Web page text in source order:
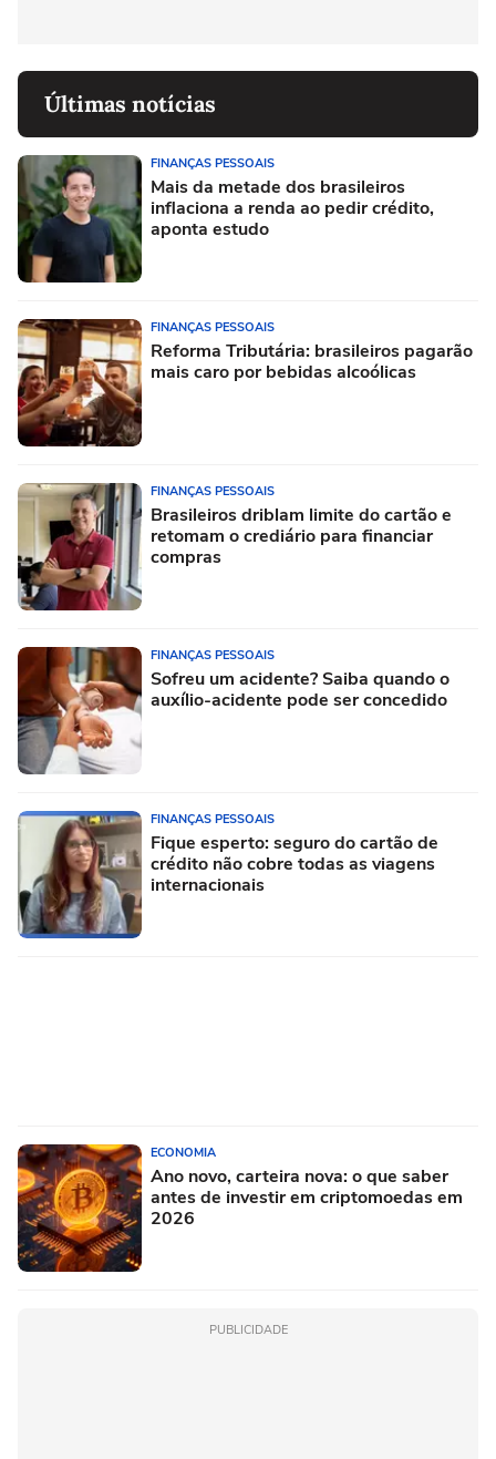
Últimas notícias
FINANÇAS PESSOAIS
Mais da metade dos brasileiros
inflaciona a renda ao pedir crédito,
aponta estudo
FINANÇAS PESSOAIS
Reforma Tributária: brasileiros pagarão
mais caro por bebidas alcoólicas
FINANÇAS PESSOAIS
Brasileiros driblam limite do cartão e
retomam o crediário para financiar
compras
FINANÇAS PESSOAIS
Sofreu um acidente? Saiba quando o
auxílio-acidente pode ser concedido
FINANÇAS PESSOAIS
Fique esperto: seguro do cartão de
crédito não cobre todas as viagens
internacionais
ECONOMIA
Ano novo, carteira nova: o que saber
antes de investir em criptomoedas em
2026
PUBLICIDADE